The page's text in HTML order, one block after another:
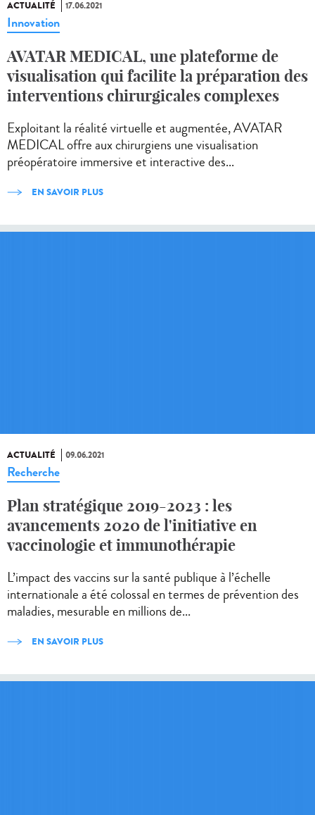
ACTUALITÉ 17.06.2021
Innovation
AVATAR MEDICAL, une plateforme de
visualisation qui facilite la préparation des
interventions chirurgicales complexes
Exploitant la réalité virtuelle et augmentée, AVATAR
MEDICAL offre aux chirurgiens une visualisation
préopératoire immersive et interactive des...
EN SAVOIR PLUS
ACTUALITÉ 09.06.2021
Recherche
Plan stratégique 2019-2023 : les
avancements 2020 de l'initiative en
vaccinologie et immunothérapie
L’impact des vaccins sur la santé publique à l’échelle
internationale a été colossal en termes de prévention des
maladies, mesurable en millions de...
EN SAVOIR PLUS